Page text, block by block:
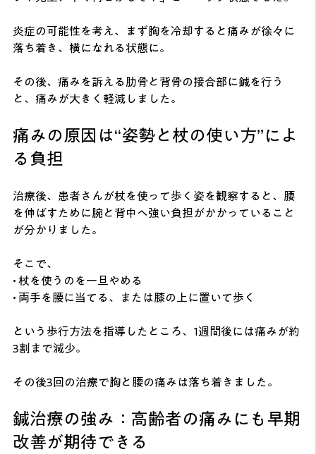
炎症の可能性を考え、まず胸を冷却すると痛みが徐々に
落ち着き、横になれる状態に。
その後、痛みを訴える肋骨と背骨の接合部に鍼を行う
と、痛みが大きく軽減しました。
痛みの原因は“姿勢と杖の使い方”によ
る負担
治療後、患者さんが杖を使って歩く姿を観察すると、腰
を伸ばすために腕と背中へ強い負担がかかっていること
が分かりました。
そこで、
• 杖を使うのを一旦やめる
• 両手を腰に当てる、または膝の上に置いて歩く
という歩行方法を指導したところ、1週間後には痛みが約
3割まで減少。
その後3回の治療で胸と腰の痛みは落ち着きました。
鍼治療の強み：高齢者の痛みにも早期
改善が期待できる